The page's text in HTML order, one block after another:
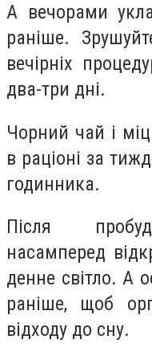
А вечорами
раніше.
вечірніх
два-три дні.
Чорний чай і
в раціоні за
годинника.
Після
насамперед
денне світло. А
раніше, щоб
відходу до сну.